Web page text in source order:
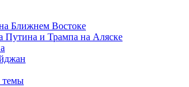
Ближнем Востоке
Путина и Трампа на Аляске
темы